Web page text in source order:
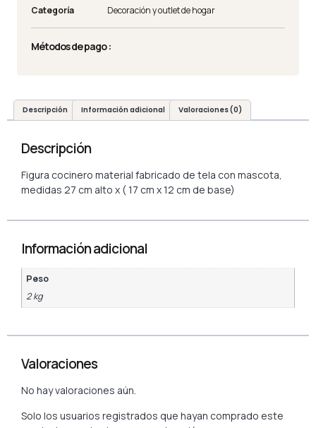
Categoría
Decoración y outlet de hogar
Métodos de pago :
Descripción Información adicional Valoraciones (0)
Descripción
Figura cocinero material fabricado de tela con mascota,
medidas 27 cm alto x ( 17 cm x 12 cm de base)
Información adicional
Peso
2 kg
Valoraciones
No hay valoraciones aún.
Solo los usuarios registrados que hayan comprado este